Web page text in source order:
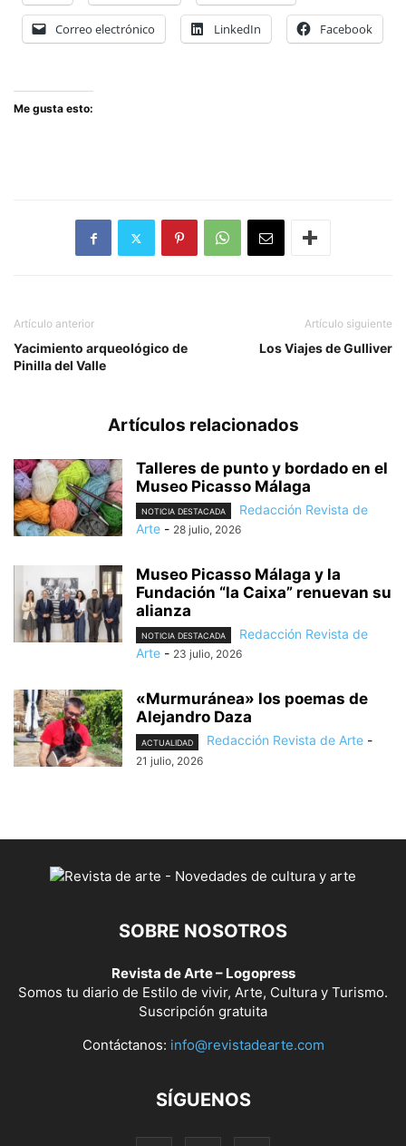
Correo electrónico LinkedIn Facebook
Me gusta esto:
Artículo anterior
Yacimiento arqueológico de
Pinilla del Valle
Artículo siguiente
Los Viajes de Gulliver
Artículos relacionados
Talleres de punto y bordado en el
Museo Picasso Málaga
NOTICIA DESTACADA
Redacción Revista de
Arte - 28 julio, 2026
Museo Picasso Málaga y la
Fundación “la Caixa” renuevan su
alianza
NOTICIA DESTACADA
Redacción Revista de
Arte - 23 julio, 2026
«Murmuránea» los poemas de
Alejandro Daza
ACTUALIDAD Redacción Revista de Arte -
21 julio, 2026
SOBRE NOSOTROS
Revista de Arte – Logopress
Somos tu diario de Estilo de vivir, Arte, Cultura y Turismo.
Suscripción gratuita
Contáctanos: info@revistadearte.com
SÍGUENOS